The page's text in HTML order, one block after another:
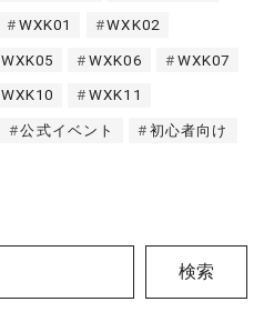
WXK01 WXK02
WXK05 WXK06 WXK07
WXK10 WXK11
公式イベント 初心者向け
検索